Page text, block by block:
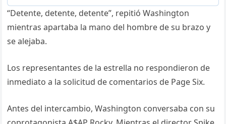
“Detente, detente, detente”, repitió Washington
mientras apartaba la mano del hombre de su brazo y
se alejaba.
Los representantes de la estrella no respondieron de
inmediato a la solicitud de comentarios de Page Six.
Antes del intercambio, Washington conversaba con su